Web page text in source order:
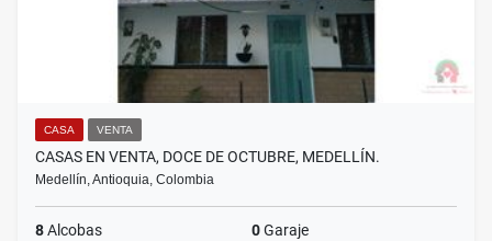
CASA VENTA
CASAS EN VENTA, DOCE DE OCTUBRE, MEDELLÍN.
Medellín, Antioquia, Colombia
8Alcobas 0Garaje